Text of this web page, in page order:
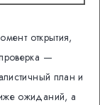
открытия,
—
план и
ожиданий, а